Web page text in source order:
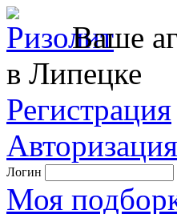
Ваше
в Липецке
Регистрация
Авторизация
Логин
Моя